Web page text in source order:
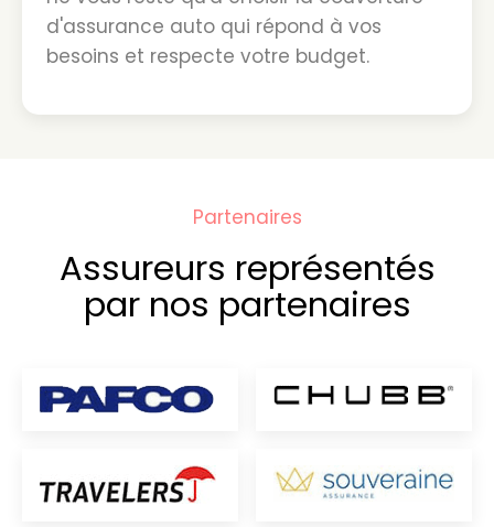
d'assurance auto qui répond à vos
besoins et respecte votre budget.
Partenaires
Assureurs représentés
par nos partenaires